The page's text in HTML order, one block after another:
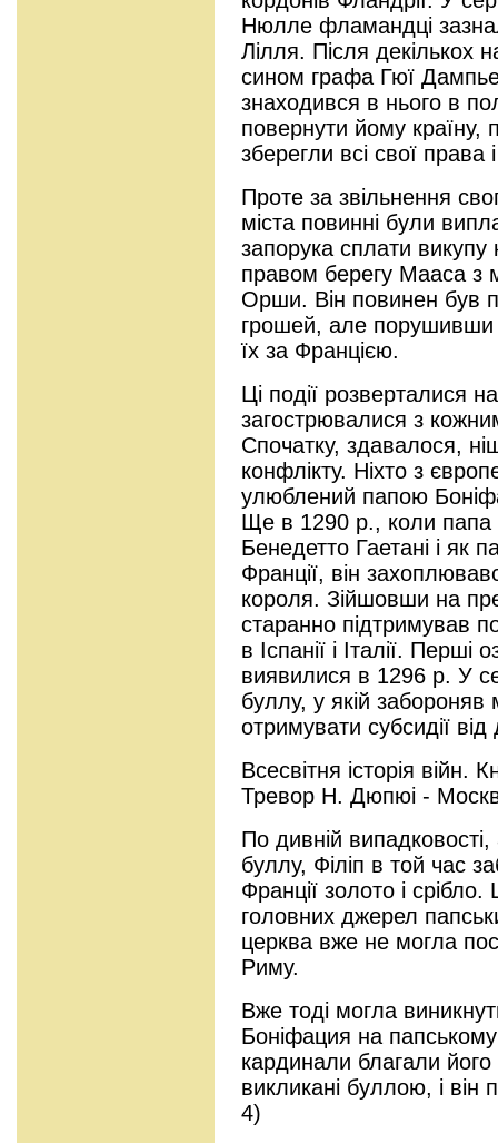
Нюлле фламандці
Лілля. Після декількох
сином графа Гюї
знаходився в нього в
повернути йому
зберегли всі свої права
Проте за звільнення
міста повинні були
запорука сплати викупу
правом берегу Мааса з
Орши. Він повинен був
грошей, але порушивши
їх за Францією.
Ці події розверталися
загострювалися з
Спочатку, здавалося,
конфлікту. Ніхто з
улюблений папою
Ще в 1290 р., коли
Бенедетто Гаетані і як
Франції, він
короля. Зійшовши на
старанно підтримував
в Іспанії і Італії.
виявилися в 1296 р. У
буллу, у якій
отримувати субсидії від
Всесвітня історія війн.
Тревор Н. Дюпюі -
По дивній
буллу, Філіп в той час
Франції золото і
головних джерел
церква вже не могла
Риму.
Вже тоді могла
Боніфация на
кардинали благали
викликані буллою, і він
4)